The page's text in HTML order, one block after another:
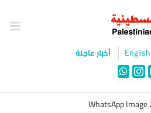
English أخبار عاجلة
Instagram
WhatsApp
WhatsApp